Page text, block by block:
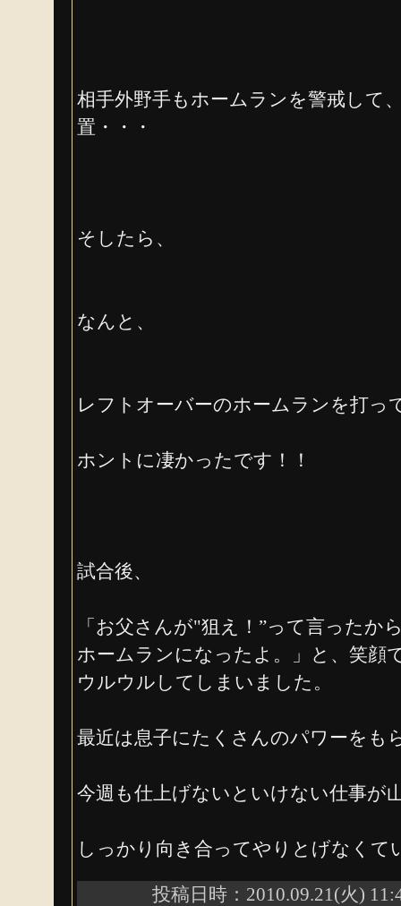
相手外野手もホームランを警戒して
置・・・
そしたら、
なんと、
レフトオーバーのホームランを打っ
ホントに凄かったです！！
試合後、
「お父さんが"狙え！”って言ったか
ホームランになったよ。」と、笑顔
ウルウルしてしまいました。
最近は息子にたくさんのパワーをも
今週も仕上げないといけない仕事が
しっかり向き合ってやりとげなくて
投稿日時：2010.09.21(火)